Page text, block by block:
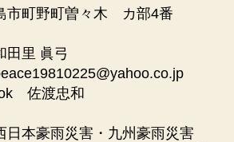
野町曽々木 カ部4番
田里 眞弓
佐渡忠和
日本豪雨災害・九州豪雨災害